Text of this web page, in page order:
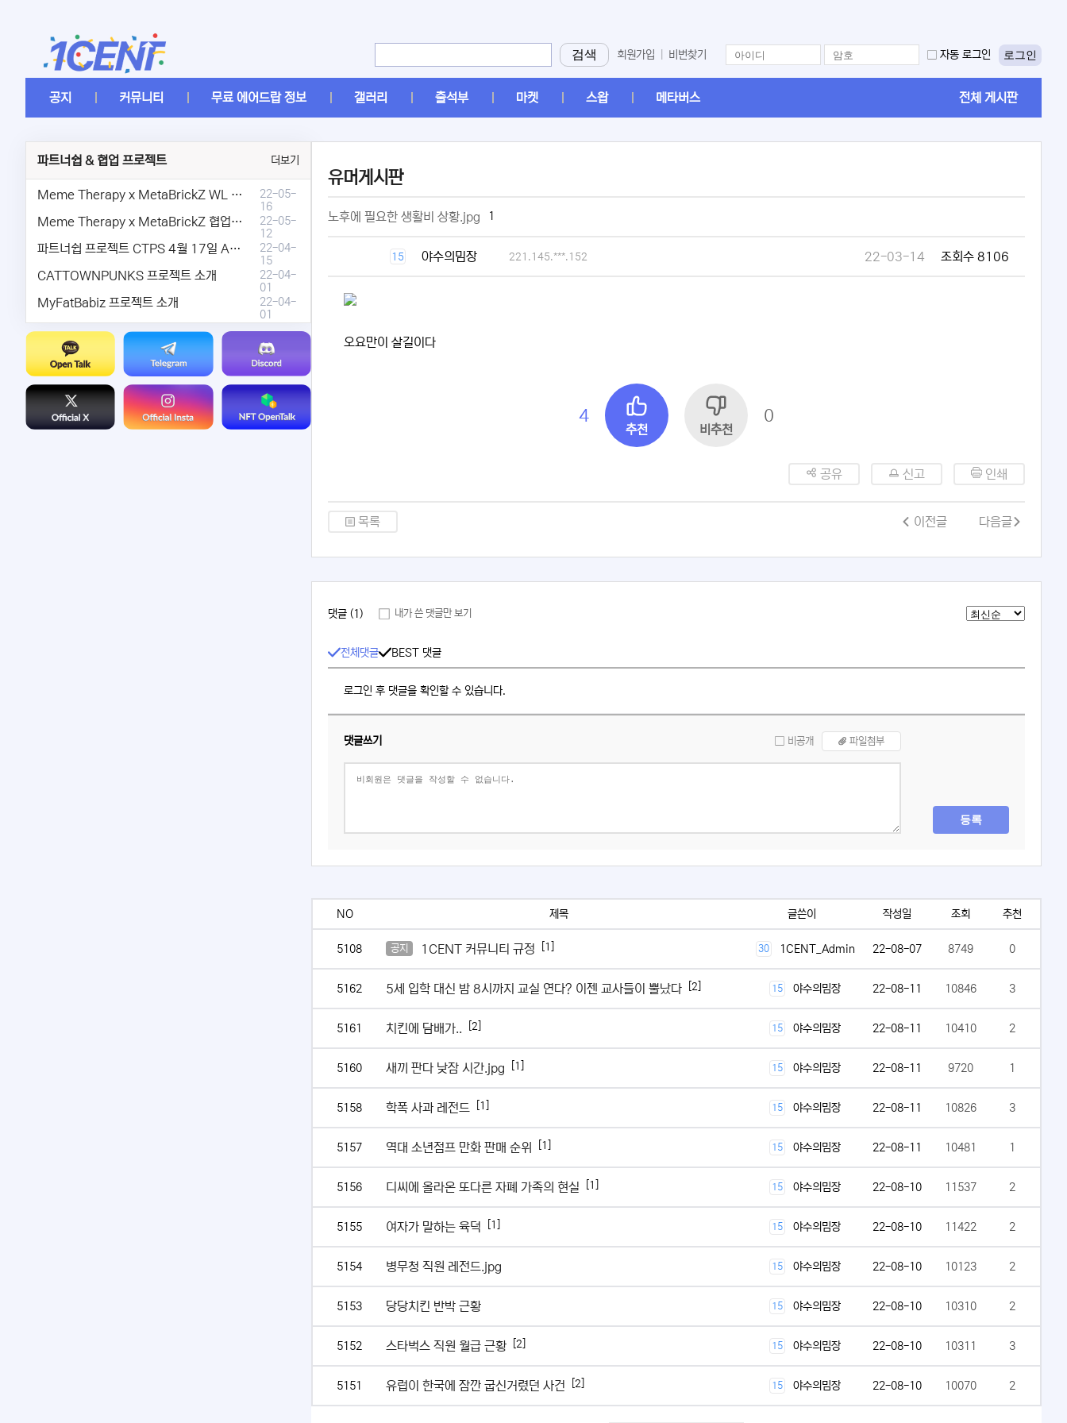
검색 회원가입 비번찾기 자동 로그인 로그인
공지 커뮤니티 무료 에어드랍 정보 갤러리 출석부 마켓 스왑 메타버스 전체 게시판
파트너쉽 & 협업 프로젝트 더보기
Meme Therapy x MetaBrickZ WL & AriDrop 이벤트 결과안내!
22-05-
16
Meme Therapy x MetaBrickZ 협업 & WL , AriDrop 이벤트 안내 [1]
22-05-
12
파트너쉽 프로젝트 CTPS 4월 17일 AMA안내.
22-04-
15
CATTOWNPUNKS 프로젝트 소개
22-04-
01
MyFatBabiz 프로젝트 소개
22-04-
01
유머게시판
노후에 필요한 생활비 상황.jpg 1
15 야수의밈장 221.145.***.152 22-03-14 조회수 8106
오요만이 살길이다
4
추천 비추천
0
공유 신고 인쇄
목록 이전글 다음글
댓글 (1) 내가 쓴 댓글만 보기
전체댓글 BEST 댓글
로그인 후 댓글을 확인할 수 있습니다.
댓글쓰기 비공개 파일첨부
등록
NO 제목 글쓴이 작성일 조회 추천
5108 공지 1CENT 커뮤니티 규정 [1] 30 1CENT_Admin 22-08-07 8749 0
5162 5세 입학 대신 밤 8시까지 교실 연다? 이젠 교사들이 뿔났다 [2] 15 야수의밈장 22-08-11 10846 3
5161 치킨에 담배가.. [2] 15 야수의밈장 22-08-11 10410 2
5160 새끼 판다 낮잠 시간.jpg [1] 15 야수의밈장 22-08-11 9720 1
5158 학폭 사과 레전드 [1] 15 야수의밈장 22-08-11 10826 3
5157 역대 소년점프 만화 판매 순위 [1] 15 야수의밈장 22-08-11 10481 1
5156 디씨에 올라온 또다른 자폐 가족의 현실 [1] 15 야수의밈장 22-08-10 11537 2
5155 여자가 말하는 육덕 [1] 15 야수의밈장 22-08-10 11422 2
5154 병무청 직원 레전드.jpg 15 야수의밈장 22-08-10 10123 2
5153 당당치킨 반박 근황 15 야수의밈장 22-08-10 10310 2
5152 스타벅스 직원 월급 근황 [2] 15 야수의밈장 22-08-10 10311 3
5151 유럽이 한국에 잠깐 굽신거렸던 사건 [2] 15 야수의밈장 22-08-10 10070 2